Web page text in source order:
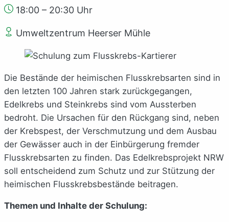
18:00 – 20:30 Uhr
Umweltzentrum Heerser Mühle
Die Bestände der heimischen Flusskrebsarten sind in
den letzten 100 Jahren stark zurückgegangen,
Edelkrebs und Steinkrebs sind vom Aussterben
bedroht. Die Ursachen für den Rückgang sind, neben
der Krebspest, der Verschmutzung und dem Ausbau
der Gewässer auch in der Einbürgerung fremder
Flusskrebsarten zu finden. Das Edelkrebsprojekt NRW
soll entscheidend zum Schutz und zur Stützung der
heimischen Flusskrebsbestände beitragen.
Themen und Inhalte der Schulung: